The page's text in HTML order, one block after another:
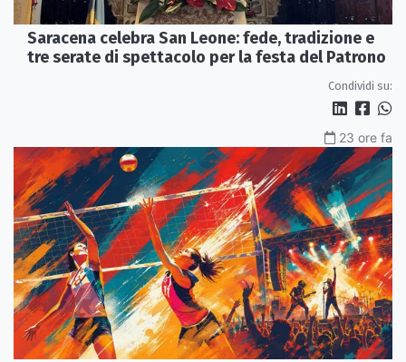
Saracena celebra San Leone: fede, tradizione e
tre serate di spettacolo per la festa del Patrono
Condividi su:
23 ore fa